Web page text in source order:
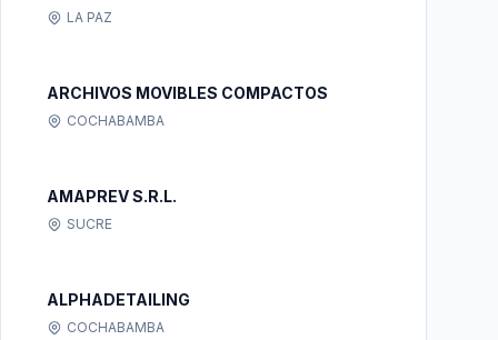
LA PAZ
ARCHIVOS MOVIBLES COMPACTOS
COCHABAMBA
AMAPREV S.R.L.
SUCRE
ALPHADETAILING
COCHABAMBA